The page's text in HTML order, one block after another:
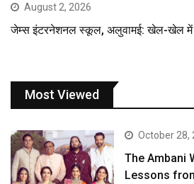
August 2, 2026
जेम्स इंटरनेशनल स्कूल, अलुवामई: खेल-खेल में
Most Viewed
October 28,
The Ambani
Lessons